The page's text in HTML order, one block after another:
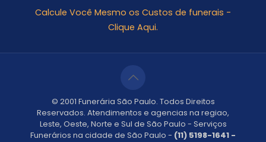
Calcule Você Mesmo os Custos de funerais -
Clique Aqui.
© 2001 Funerária São Paulo. Todos Direitos
Reservados. Atendimentos e agencias na regiao,
Leste, Oeste, Norte e Sul de São Paulo - Serviços
Funerários na cidade de São Paulo - (11) 5198-1641 -